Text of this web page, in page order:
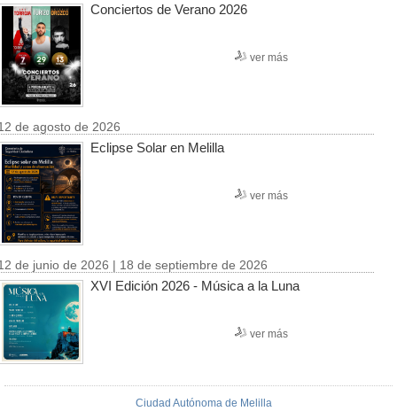
Conciertos de Verano 2026
ver más
de agosto de 2026
Eclipse Solar en Melilla
ver más
de junio de 2026 | 18 de septiembre de 2026
XVI Edición 2026 - Música a la Luna
ver más
Ciudad Autónoma de Melilla